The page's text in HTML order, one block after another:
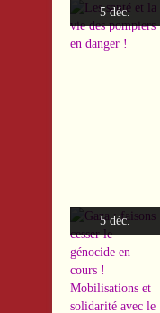
5 déc.
5 déc.